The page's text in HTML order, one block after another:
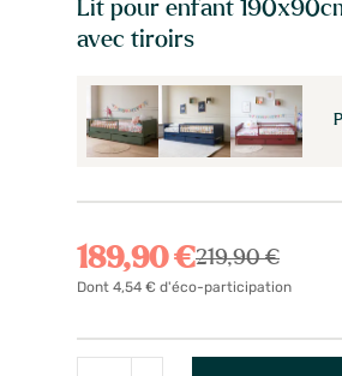
Lit pour enfant
avec tiroirs
189,90 €219,90 €
Dont 4,54 € d'éco-participation